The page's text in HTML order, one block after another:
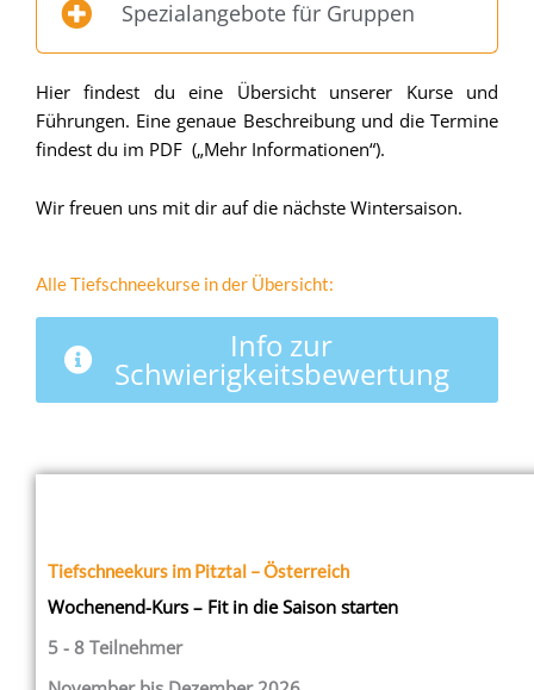
Spezialangebote für Gruppen
Hier findest du eine Übersicht unserer Kurse und
Führungen. Eine genaue Beschreibung und die Termine
findest du im PDF („Mehr Informationen“).
Wir freuen uns mit dir auf die nächste Wintersaison.
Alle Tiefschneekurse in der Übersicht:
Info zur
Schwierigkeitsbewertung
Tiefschneekurs im Pitztal – Österreich
Wochenend-Kurs – Fit in die Saison starten
5 - 8 Teilnehmer